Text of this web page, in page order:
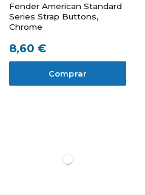
Fender American Standard
Series Strap Buttons,
Chrome
8,60 €
Comprar